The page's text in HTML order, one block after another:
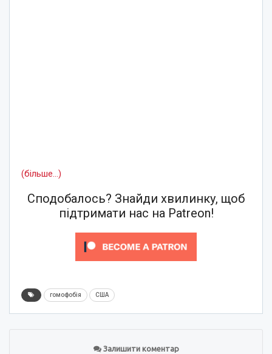
(більше…)
Сподобалось? Знайди хвилинку, щоб
підтримати нас на Patreon!
гомофобія США
Залишити коментар